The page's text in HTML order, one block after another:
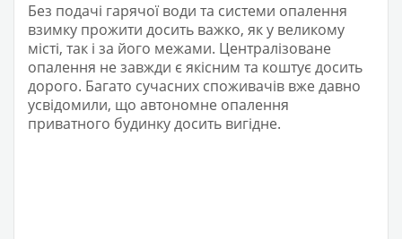
Без подачі гарячої води та системи опалення
взимку прожити досить важко, як у великому
місті, так і за його межами. Централізоване
опалення не завжди є якісним та коштує досить
дорого. Багато сучасних споживачів вже давно
усвідомили, що автономне опалення
приватного будинку досить вигідне.